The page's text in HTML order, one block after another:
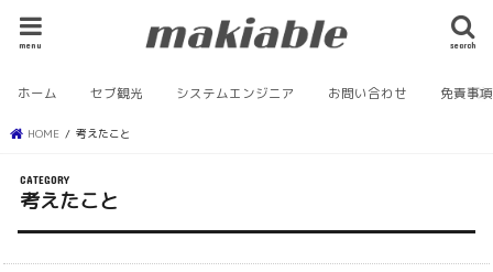
search
menu
ホーム セブ観光 システムエンジニア お問い合わせ 免責事項
HOME 考えたこと
考えたこと